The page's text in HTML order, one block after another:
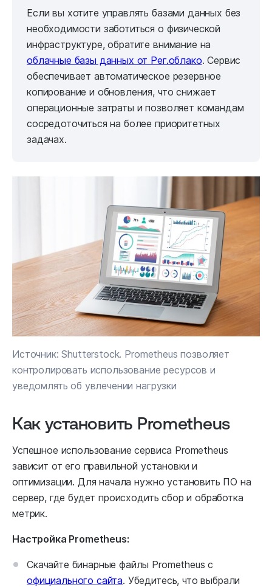
Если вы хотите управлять базами данных без
необходимости заботиться о физической
инфраструктуре, обратите внимание на
облачные базы данных от Рег.облако. Сервис
обеспечивает автоматическое резервное
копирование и обновления, что снижает
операционные затраты и позволяет командам
сосредоточиться на более приоритетных
задачах.
Источник: Shutterstock. Prometheus позволяет
контролировать использование ресурсов и
уведомлять об увлечении нагрузки
Как установить Prometheus
Успешное использование сервиса Prometheus
зависит от его правильной установки и
оптимизации. Для начала нужно установить ПО на
сервер, где будет происходить сбор и обработка
метрик.
Настройка Prometheus:
Скачайте бинарные файлы Prometheus с
официального сайта. Убедитесь, что выбрали